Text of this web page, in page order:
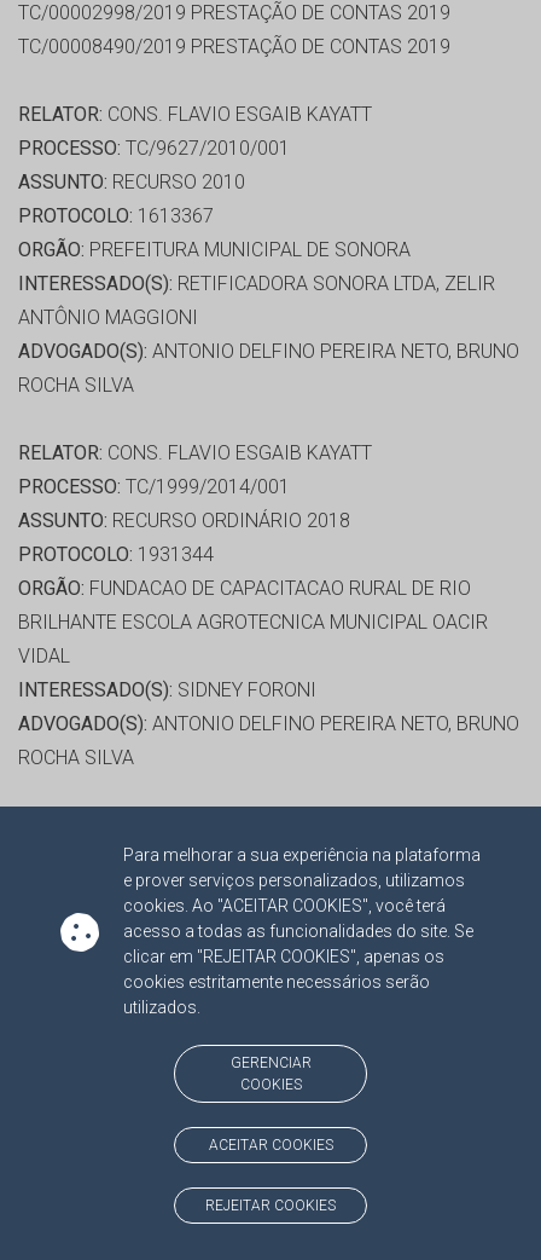
Para melhorar a sua experiência na plataforma
e prover serviços personalizados, utilizamos
cookies. Ao "ACEITAR COOKIES", você terá
acesso a todas as funcionalidades do site. Se
clicar em "REJEITAR COOKIES", apenas os
cookies estritamente necessários serão
utilizados.
GERENCIAR
COOKIES
ACEITAR COOKIES
REJEITAR COOKIES
TC/00002998/2019 PRESTAÇÃO DE CONTAS 2019
TC/00008490/2019 PRESTAÇÃO DE CONTAS 2019
RELATOR: CONS. FLAVIO ESGAIB KAYATT
PROCESSO: TC/9627/2010/001
ASSUNTO: RECURSO 2010
PROTOCOLO: 1613367
ORGÃO: PREFEITURA MUNICIPAL DE SONORA
INTERESSADO(S): RETIFICADORA SONORA LTDA, ZELIR
ANTÔNIO MAGGIONI
ADVOGADO(S): ANTONIO DELFINO PEREIRA NETO, BRUNO
ROCHA SILVA
RELATOR: CONS. FLAVIO ESGAIB KAYATT
PROCESSO: TC/1999/2014/001
ASSUNTO: RECURSO ORDINÁRIO 2018
PROTOCOLO: 1931344
ORGÃO: FUNDACAO DE CAPACITACAO RURAL DE RIO
BRILHANTE ESCOLA AGROTECNICA MUNICIPAL OACIR
VIDAL
INTERESSADO(S): SIDNEY FORONI
ADVOGADO(S): ANTONIO DELFINO PEREIRA NETO, BRUNO
ROCHA SILVA
TC/5416/2013/001
RECURSO ORDINÁRIO 2013
PROTOCOLO:1966736
FUNDO MUNICIPAL DE MANUTENÇÃO E
DESENVOLVIMENTO DA EDUCAÇÃO BÁSICA E DE
GETULIO FURTADO BARBOSA
ANTONIO DELFINO PEREIRA NETO, BRUNO